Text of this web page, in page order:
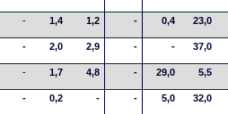
- 1,4 1,2 - 0,4 23,0
- 2,0 2,9 - - 37,0
- 1,7 4,8 - 29,0 5,5
- 0,2 - - 5,0 32,0